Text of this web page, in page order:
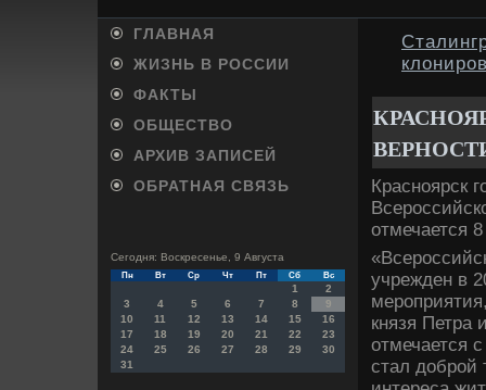
ГЛАВНАЯ
ЖИЗНЬ В РОССИИ
ФАКТЫ
ОБЩЕСТВО
АРХИВ ЗАПИСЕЙ
ОБРАТНАЯ СВЯЗЬ
Сегодня: Воскресенье, 9 Августа
Пн Вт Ср Чт Пт Сб Вс
1
2
3
4 5 6 7 8
9
10
11 12 13 14 15
16
17
18 19 20 21 22
23
24
25 26 27 28 29
30
31
Красноярск
отмечается
учрежден в
князя Петра
отмечается
стал дοброй